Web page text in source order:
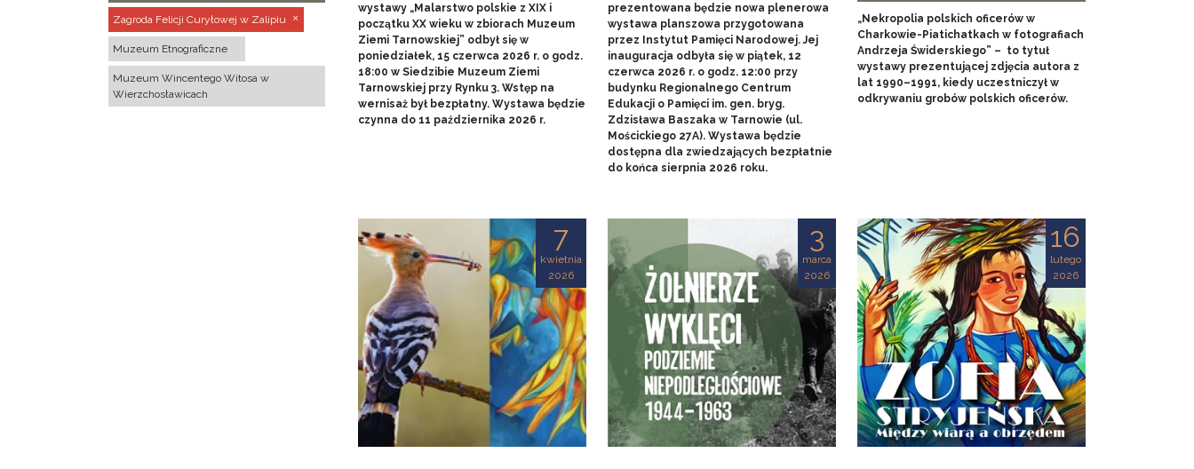
Zagroda Felicji Curyłowej w Zalipiu
Muzeum Etnograficzne
Muzeum Wincentego Witosa w
Wierzchosławicach
wystawy „Malarstwo polskie z XIX i
początku XX wieku w zbiorach Muzeum
Ziemi Tarnowskiej” odbył się w
poniedziałek, 15 czerwca 2026 r. o godz.
18:00 w Siedzibie Muzeum Ziemi
Tarnowskiej przy Rynku 3. Wstęp na
wernisaż był bezpłatny. Wystawa będzie
czynna do 11 października 2026 r.
prezentowana będzie nowa plenerowa
wystawa planszowa przygotowana
przez Instytut Pamięci Narodowej. Jej
inauguracja odbyła się w piątek, 12
czerwca 2026 r. o godz. 12:00 przy
budynku Regionalnego Centrum
Edukacji o Pamięci im. gen. bryg.
Zdzisława Baszaka w Tarnowie (ul.
Mościckiego 27A). Wystawa będzie
dostępna dla zwiedzających bezpłatnie
do końca sierpnia 2026 roku.
„Nekropolia polskich oficerów w
Charkowie-Piatichatkach w fotografiach
Andrzeja Świderskiego” – to tytuł
wystawy prezentującej zdjęcia autora z
lat 1990–1991, kiedy uczestniczył w
odkrywaniu grobów polskich oficerów.
7
kwietnia
2026
3
marca
2026
16
lutego
2026